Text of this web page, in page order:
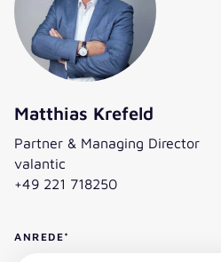
Matthias Krefeld
Partner & Managing Director
valantic
+49 221 718250
ANREDE*